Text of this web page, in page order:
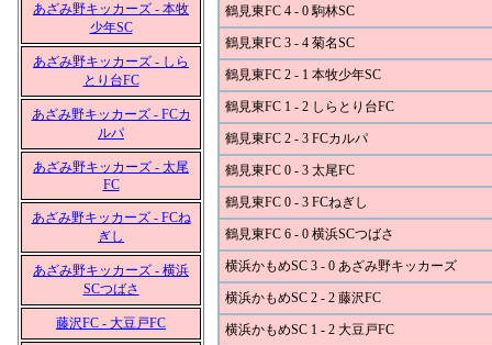
あざみ野キッカーズ - 本牧
少年SC
あざみ野キッカーズ - しら
とり台FC
あざみ野キッカーズ - FCカ
ルパ
あざみ野キッカーズ - 太尾
FC
あざみ野キッカーズ - FCね
ぎし
あざみ野キッカーズ - 横浜
SCつばさ
藤沢FC - 大豆戸FC
鶴見東FC 4 - 0 駒林SC
鶴見東FC 3 - 4 菊名SC
鶴見東FC 2 - 1 本牧少年SC
鶴見東FC 1 - 2 しらとり台FC
鶴見東FC 2 - 3 FCカルパ
鶴見東FC 0 - 3 太尾FC
鶴見東FC 0 - 3 FCねぎし
鶴見東FC 6 - 0 横浜SCつばさ
横浜かもめSC 3 - 0 あざみ野キッカーズ
横浜かもめSC 2 - 2 藤沢FC
横浜かもめSC 1 - 2 大豆戸FC